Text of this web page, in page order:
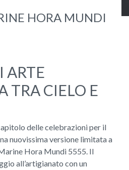
HORA MUNDI
ARTE
TRA CIELO E
delle celebrazioni per il
nuovissima versione limitata a
Hora Mundi 5555. Il
all’artigianato con un